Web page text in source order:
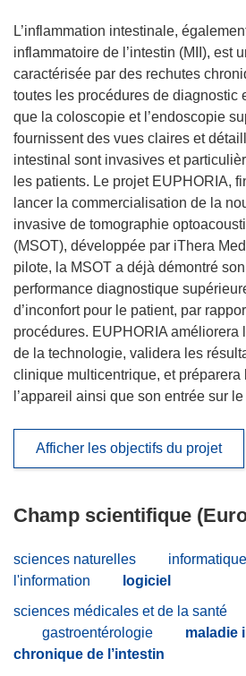
L’inflammation intestinale,
inflammatoire de l’intestin (MII), est
caractérisée par des rechutes
toutes les procédures de diagnostic
que la coloscopie et l’endoscopie
fournissent des vues claires et
intestinal sont invasives et
les patients. Le projet EUPHORIA,
lancer la commercialisation de la
invasive de tomographie
(MSOT), développée par iThera
pilote, la MSOT a déjà démontré
performance diagnostique
d’inconfort pour le patient, par
procédures. EUPHORIA améliorera
de la technologie, validera les
clinique multicentrique, et préparera
l’appareil ainsi que son entrée sur
Afficher les objectifs du projet
Champ scientifique
sciences naturelles
l'information
logiciel
sciences médicales et de la santé
gastroentérologie
maladie
chronique de l’intestin